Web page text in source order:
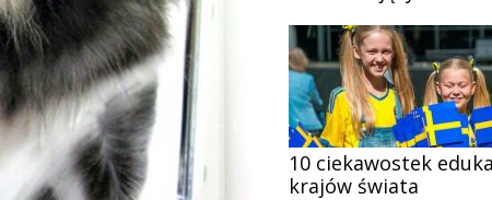
10 ciekawostek
krajów świata